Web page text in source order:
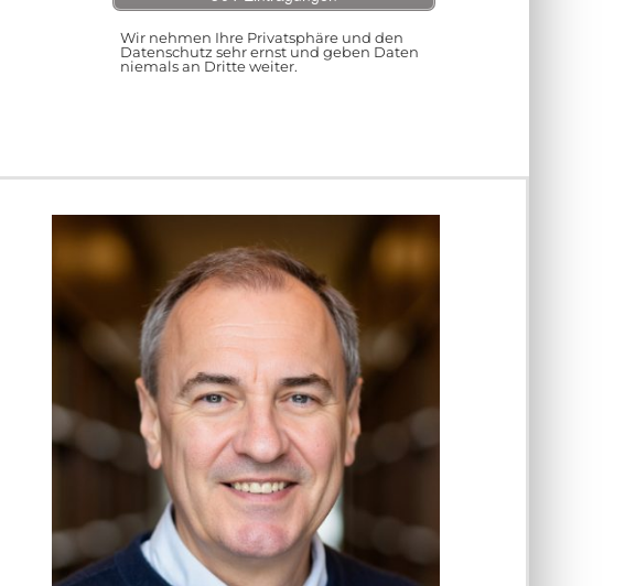
Wir nehmen Ihre Privatsphäre und den
Datenschutz sehr ernst und geben Daten
niemals an Dritte weiter.